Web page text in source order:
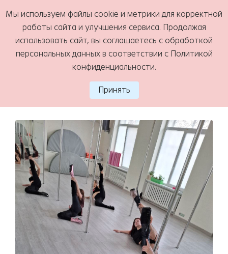
МЕНЮ
Стрип пластика
Мы используем файлы cookie и метрики для корректной
работы сайта и улучшения сервиса. Продолжая
использовать сайт, вы соглашаетесь с обработкой
персональных данных в соответствии с Политикой
конфиденциальности.
Принять